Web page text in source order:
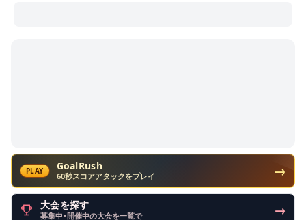
PLAY GoalRush
60秒スコアアタックをプレイ →
大会を探す
募集中・開催中の大会を一覧で →